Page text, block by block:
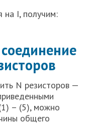
на I, получим:
N резисторов —
– (5), можно
общего